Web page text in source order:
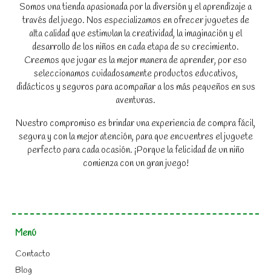
Somos una tienda apasionada por la diversión y el aprendizaje a
través del juego. Nos especializamos en ofrecer juguetes de
alta calidad que estimulan la creatividad, la imaginación y el
desarrollo de los niños en cada etapa de su crecimiento.
Creemos que jugar es la mejor manera de aprender, por eso
seleccionamos cuidadosamente productos educativos,
didácticos y seguros para acompañar a los más pequeños en sus
aventuras.
Nuestro compromiso es brindar una experiencia de compra fácil,
segura y con la mejor atención, para que encuentres el juguete
perfecto para cada ocasión. ¡Porque la felicidad de un niño
comienza con un gran juego!
Menú
Contacto
Blog